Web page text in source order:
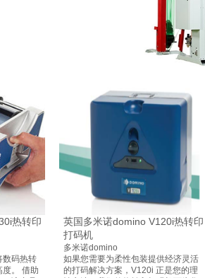
热转印
数码热转
。 借助
英国多米诺domino V120i热转印
打码机
多米诺domino
如果您需要为柔性包装提供经济灵活
的打码解决方案，V120i 正是您的理